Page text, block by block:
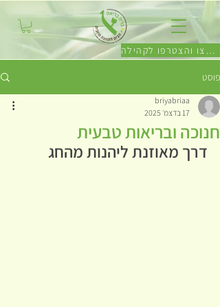
לחצו והצטרפו לקהילה
פוסט
חנוכה ובריאות טבעית
briyabriaa
17 בדצמ׳ 2025
דרך מאוזנת ליהנות מהחג